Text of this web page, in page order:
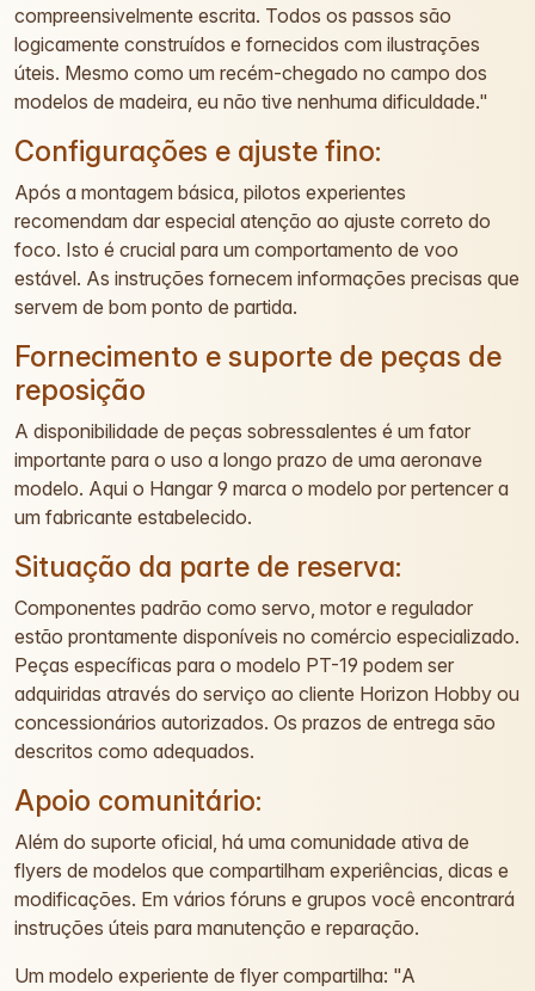
compreensivelmente escrita. Todos os passos são
logicamente construídos e fornecidos com ilustrações
úteis. Mesmo como um recém-chegado no campo dos
modelos de madeira, eu não tive nenhuma dificuldade."
Configurações e ajuste fino:
Após a montagem básica, pilotos experientes
recomendam dar especial atenção ao ajuste correto do
foco. Isto é crucial para um comportamento de voo
estável. As instruções fornecem informações precisas que
servem de bom ponto de partida.
Fornecimento e suporte de peças de
reposição
A disponibilidade de peças sobressalentes é um fator
importante para o uso a longo prazo de uma aeronave
modelo. Aqui o Hangar 9 marca o modelo por pertencer a
um fabricante estabelecido.
Situação da parte de reserva:
Componentes padrão como servo, motor e regulador
estão prontamente disponíveis no comércio especializado.
Peças específicas para o modelo PT-19 podem ser
adquiridas através do serviço ao cliente Horizon Hobby ou
concessionários autorizados. Os prazos de entrega são
descritos como adequados.
Apoio comunitário:
Além do suporte oficial, há uma comunidade ativa de
flyers de modelos que compartilham experiências, dicas e
modificações. Em vários fóruns e grupos você encontrará
instruções úteis para manutenção e reparação.
Um modelo experiente de flyer compartilha: "A